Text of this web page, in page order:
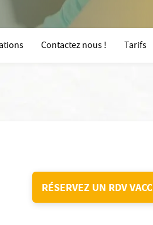
Contactez nous ! Tarifs
RÉSERVEZ UN RDV